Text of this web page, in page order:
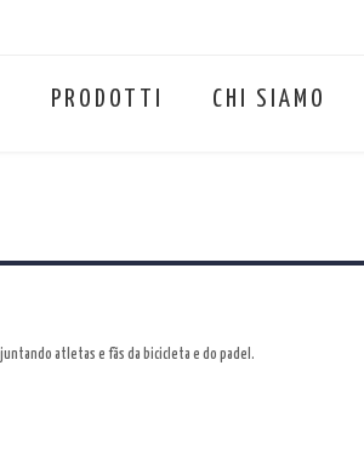
PRODOTTI CHI SIAMO
juntando atletas e fãs da bicicleta e do padel.